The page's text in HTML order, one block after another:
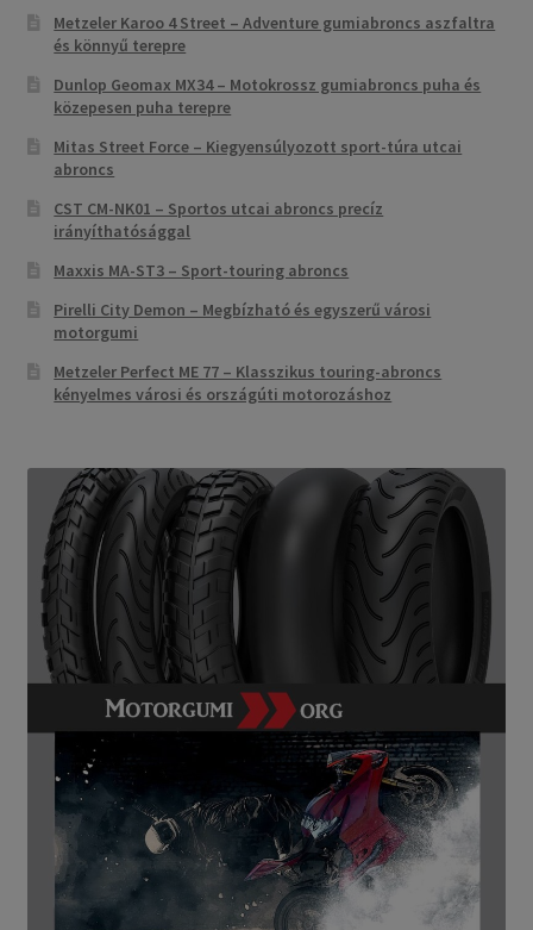
Metzeler Karoo 4 Street – Adventure gumiabroncs aszfaltra
és könnyű terepre
Dunlop Geomax MX34 – Motokrossz gumiabroncs puha és
közepesen puha terepre
Mitas Street Force – Kiegyensúlyozott sport-túra utcai
abroncs
CST CM-NK01 – Sportos utcai abroncs precíz
irányíthatósággal
Maxxis MA-ST3 – Sport-touring abroncs
Pirelli City Demon – Megbízható és egyszerű városi
motorgumi
Metzeler Perfect ME 77 – Klasszikus touring-abroncs
kényelmes városi és országúti motorozáshoz